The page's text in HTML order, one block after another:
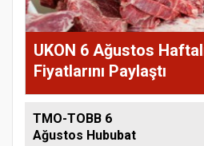
UKON 6 Ağustos
Fiyatlarını Paylaştı
TMO-TOBB 6
Ağustos Hububat